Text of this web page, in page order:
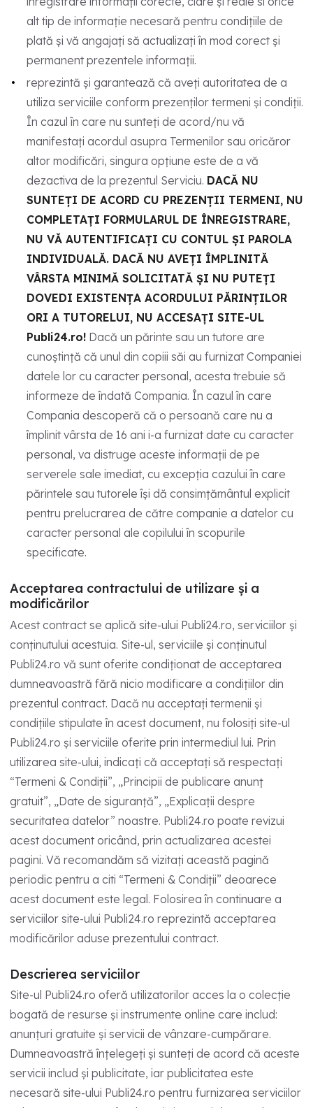
alt tip de informație necesară pentru condițiile de
plată și vă angajați să actualizați în mod corect și
permanent prezentele informații.
reprezintă și garantează că aveți autoritatea de a
utiliza serviciile conform prezenților termeni și condiții.
În cazul în care nu sunteți de acord/nu vă
manifestați acordul asupra Termenilor sau oricăror
altor modificări, singura opțiune este de a vă
dezactiva de la prezentul Serviciu. DACĂ NU
SUNTEȚI DE ACORD CU PREZENȚII TERMENI, NU
COMPLETAȚI FORMULARUL DE ÎNREGISTRARE,
NU VĂ AUTENTIFICAȚI CU CONTUL ȘI PAROLA
INDIVIDUALĂ. DACĂ NU AVEȚI ÎMPLINITĂ
VÂRSTA MINIMĂ SOLICITATĂ ȘI NU PUTEȚI
DOVEDI EXISTENȚA ACORDULUI PĂRINȚILOR
ORI A TUTORELUI, NU ACCESAȚI SITE-UL
Publi24.ro!Dacă un părinte sau un tutore are
cunoștință că unul din copiii săi au furnizat Companiei
datele lor cu caracter personal, acesta trebuie să
informeze de îndată Compania. În cazul în care
Compania descoperă că o persoană care nu a
împlinit vârsta de 16 ani i-a furnizat date cu caracter
personal, va distruge aceste informații de pe
serverele sale imediat, cu excepția cazului în care
părintele sau tutorele își dă consimțământul explicit
pentru prelucrarea de către companie a datelor cu
caracter personal ale copilului în scopurile
specificate.
Acceptarea contractului de utilizare și a
modificărilor
Acest contract se aplică site-ului Publi24.ro, serviciilor și
conținutului acestuia. Site-ul, serviciile și conținutul
Publi24.ro vă sunt oferite condiționat de acceptarea
dumneavoastră fără nicio modificare a condițiilor din
prezentul contract. Dacă nu acceptați termenii și
condițiile stipulate în acest document, nu folosiți site-ul
Publi24.ro și serviciile oferite prin intermediul lui. Prin
utilizarea site-ului, indicați că acceptați să respectați
“Termeni & Condiții”, „Principii de publicare anunț
gratuit”, „Date de siguranță”, „Explicații despre
securitatea datelor” noastre. Publi24.ro poate revizui
acest document oricând, prin actualizarea acestei
pagini. Vă recomandăm să vizitați această pagină
periodic pentru a citi “Termeni & Condiții” deoarece
acest document este legal. Folosirea în continuare a
serviciilor site-ului Publi24.ro reprezintă acceptarea
modificărilor aduse prezentului contract.
Descrierea serviciilor
Site-ul Publi24.ro oferă utilizatorilor acces la o colecție
bogată de resurse și instrumente online care includ:
anunțuri gratuite și servicii de vânzare-cumpărare.
Dumneavoastră înțelegeți și sunteți de acord că aceste
servicii includ și publicitate, iar publicitatea este
necesară site-ului Publi24.ro pentru furnizarea serviciilor